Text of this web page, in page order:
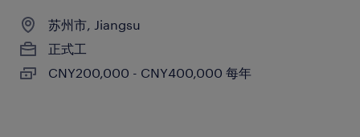
苏州市, Jiangsu
正式工
CNY200,000 - CNY400,000 每年